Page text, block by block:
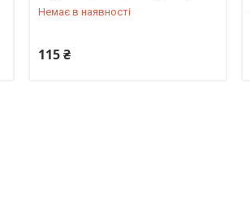
Немає в наявності
115 ₴